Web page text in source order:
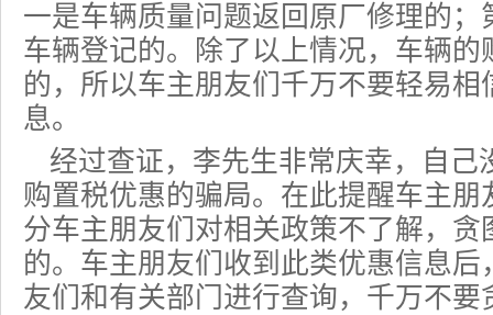
一是车辆质量问题返回原厂修理的
车辆登记的。除了以上情况，车辆
的，所以车主朋友们千万不要轻易
息。
经过查证，李先生非常庆幸，自己
购置税优惠的骗局。在此提醒车主
分车主朋友们对相关政策不了解，
的。车主朋友们收到此类优惠信息
友们和有关部门进行查询，千万不